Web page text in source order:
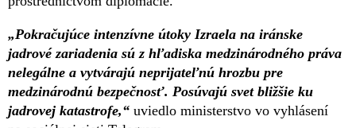
„Pokračujúce intenzívne útoky Izraela na iránske
jadrové zariadenia sú z hľadiska medzinárodného práva
nelegálne a vytvárajú neprijateľnú hrozbu pre
medzinárodnú bezpečnosť. Posúvajú svet bližšie ku
jadrovej katastrofe,“ uviedlo ministerstvo vo vyhlásení